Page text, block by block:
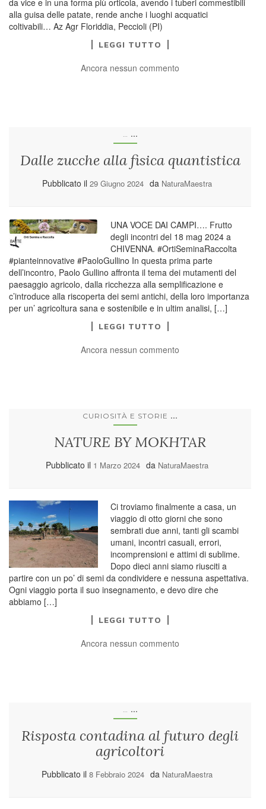
da vice e in una forma più orticola, avendo i tuberi commestibili
alla guisa delle patate, rende anche i luoghi acquatici
coltivabili… Az Agr Floriddia, Peccioli (PI)
LEGGI TUTTO
Ancora nessun commento
… ...
Dalle zucche alla fisica quantistica
Pubblicato il 29 Giugno 2024 da NaturaMaestra
UNA VOCE DAI CAMPI…. Frutto
degli incontri del 18 mag 2024 a
CHIVENNA. #OrtiSeminaRaccolta
#pianteinnovative #PaoloGullino In questa prima parte
dell’incontro, Paolo Gullino affronta il tema dei mutamenti del
paesaggio agricolo, dalla ricchezza alla semplificazione e
c’introduce alla riscoperta dei semi antichi, della loro importanza
per un’ agricoltura sana e sostenibile e in ultim analisi, […]
LEGGI TUTTO
Ancora nessun commento
CURIOSITÀ E STORIE ...
NATURE BY MOKHTAR
Pubblicato il 1 Marzo 2024 da NaturaMaestra
Ci troviamo finalmente a casa, un
viaggio di otto giorni che sono
sembrati due anni, tanti gli scambi
umani, incontri casuali, errori,
incomprensioni e attimi di sublime.
Dopo dieci anni siamo riusciti a
partire con un po’ di semi da condividere e nessuna aspettativa.
Ogni viaggio porta il suo insegnamento, e devo dire che
abbiamo […]
LEGGI TUTTO
Ancora nessun commento
… ...
Risposta contadina al futuro degli
agricoltori
Pubblicato il 8 Febbraio 2024 da NaturaMaestra